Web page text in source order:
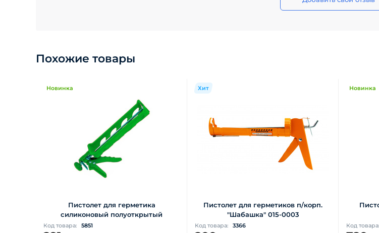
Похожие товары
Новинка
Пистолет для герметика
силиконовый полуоткрытый
Код товара: 5851
Хит
Пистолет для герметиков п/корп.
"Шабашка" 015-0003
Код товара: 3366
Новинка
Код товара: